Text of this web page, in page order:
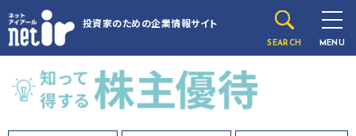
投資家のための企業情報サイト
SEARCH MENU